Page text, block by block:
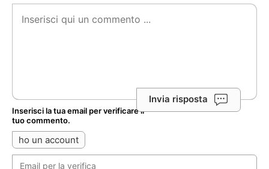
Invia risposta
Inserisci la tua email per verificare il
tuo commento.
ho un account